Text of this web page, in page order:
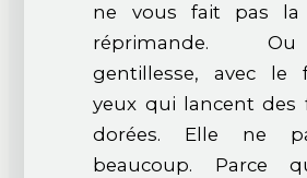
ne vous fait pas la
réprimande.
gentillesse, avec le
yeux qui lancent des
dorées. Elle ne
beaucoup. Parce